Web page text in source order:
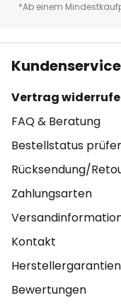
*Ab einem
Kundenservice
Vertrag
FAQ & Beratung
Bestellstatus
Rücksendung/
Zahlungsarten
Kontakt
Herstellergarantien
Bewertungen